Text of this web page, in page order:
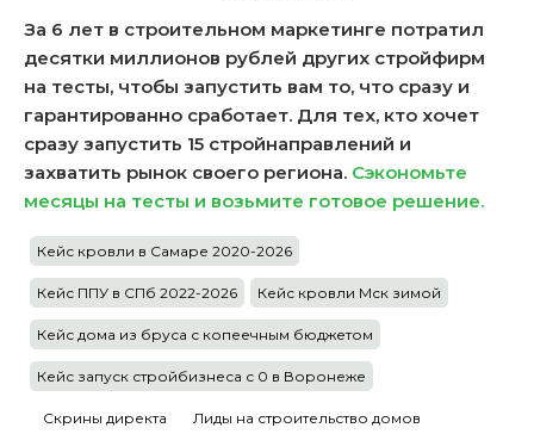
За 6 лет в строительном маркетинге потратил
десятки миллионов рублей других стройфирм
на тесты, чтобы запустить вам то, что сразу и
гарантированно сработает. Для тех, кто хочет
сразу запустить 15 стройнаправлений и
захватить рынок своего региона. Сэкономьте
месяцы на тесты и возьмите готовое решение.
Кейс кровли в Самаре 2020-2026
Кейс ППУ в СПб 2022-2026 Кейс кровли Мск зимой
Кейс дома из бруса с копеечным бюджетом
Кейс запуск стройбизнеса с 0 в Воронеже
Скрины директа Лиды на строительство домов